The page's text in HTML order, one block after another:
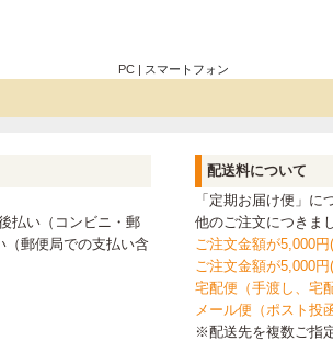
PC | スマートフォン
払い（コンビニ・郵
郵便局での支払い含
配送料について
「定期お届け便」
他のご注文につきま
ご注文金額が5,000円
ご注文金額が5,000
宅配便（手渡し、宅
メール便（ポスト
※配送先を複数ご指